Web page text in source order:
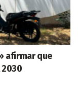
afirmar que